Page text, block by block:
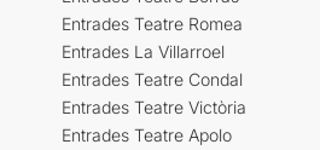
Entrades Teatre Romea
Entrades La Villarroel
Entrades Teatre Condal
Entrades Teatre Victòria
Entrades Teatre Apolo